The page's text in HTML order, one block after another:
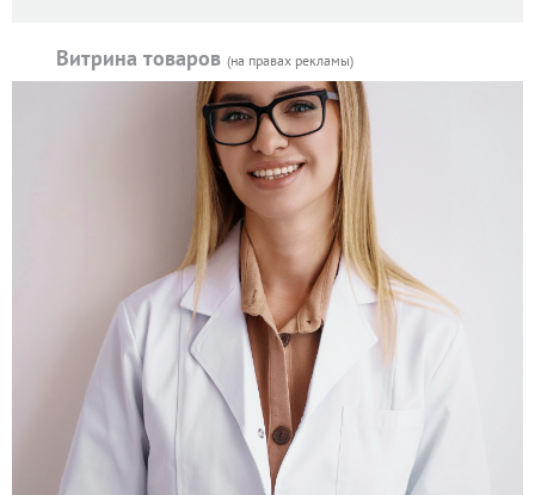
Витрина товаров (на правах рекламы)